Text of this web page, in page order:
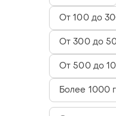
От 100 до
От 300 до
От 500 до
Более 1000